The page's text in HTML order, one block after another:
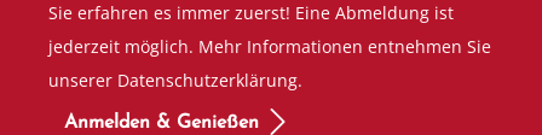
Sie erfahren es immer zuerst! Eine Abmeldung ist
jederzeit möglich. Mehr Informationen entnehmen Sie
unserer Datenschutzerklärung.
Anmelden & Genießen